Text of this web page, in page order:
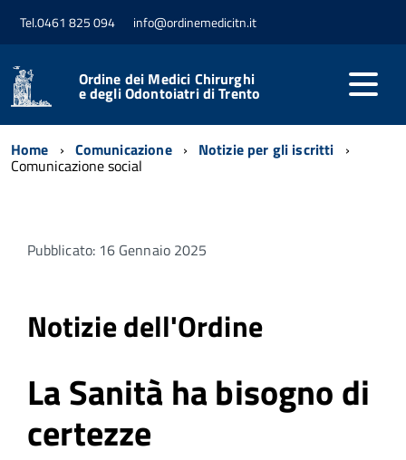
Tel.0461 825 094 info@ordinemedicitn.it
Ordine dei Medici Chirurghi
e degli Odontoiatri di Trento
Home Comunicazione Notizie per gli iscritti
Comunicazione social
Pubblicato: 16 Gennaio 2025
Notizie dell'Ordine
La Sanità ha bisogno di
certezze